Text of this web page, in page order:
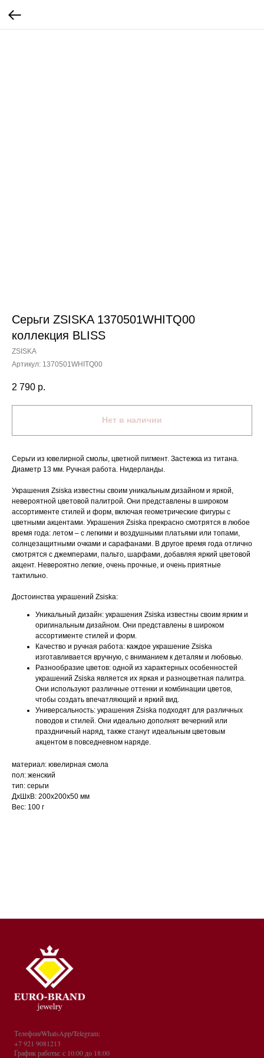
Серьги ZSISKA 1370501WHITQ00
коллекция BLISS
ZSISKA
Артикул: 1370501WHITQ00
2 790 р.
Нет в наличии
Серьги из ювелирной смолы, цветной пигмент. Застежка из титана.
Диаметр 13 мм. Ручная работа. Нидерланды.
Украшения Zsiska известны своим уникальным дизайном и яркой,
невероятной цветовой палитрой. Они представлены в широком
ассортименте стилей и форм, включая геометрические фигуры с
цветными акцентами. Украшения Zsiska прекрасно смотрятся в любое
время года: летом – с легкими и воздушными платьями или топами,
солнцезащитными очками и сарафанами. В другое время года отлично
смотрятся с джемперами, пальто, шарфами, добавляя яркий цветовой
акцент. Невероятно легкие, очень прочные, и очень приятные
тактильно.
Достоинства украшений Zsiska:
Уникальный дизайн: украшения Zsiska известны своим ярким и
оригинальным дизайном. Они представлены в широком
ассортименте стилей и форм.
Качество и ручная работа: каждое украшение Zsiska
изготавливается вручную, с вниманием к деталям и любовью.
Разнообразие цветов: одной из характерных особенностей
украшений Zsiska является их яркая и разноцветная палитра.
Они используют различные оттенки и комбинации цветов,
чтобы создать впечатляющий и яркий вид.
Универсальность: украшения Zsiska подходят для различных
поводов и стилей. Они идеально дополнят вечерний или
праздничный наряд, также станут идеальным цветовым
акцентом в повседневном наряде.
материал: ювелирная смола
пол: женский
тип: серьги
ДxШxВ: 200x200x50 мм
Вес: 100 г
Телефон/WhatsApp/Telegram:
+7 921 9081213
График работы: с 10:00 до 18:00